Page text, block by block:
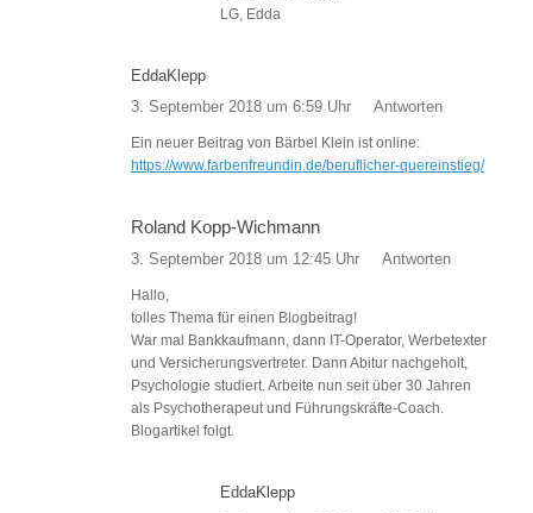
LG, Edda
EddaKlepp
3. September 2018 um 6:59 Uhr
Antworten
Ein neuer Beitrag von Bärbel Klein ist online:
https://www.farbenfreundin.de/beruflicher-quereinstieg/
Roland Kopp-Wichmann
3. September 2018 um 12:45 Uhr Antworten
Hallo,
tolles Thema für einen Blogbeitrag!
War mal Bankkaufmann, dann IT-Operator, Werbetexter
und Versicherungsvertreter. Dann Abitur nachgeholt,
Psychologie studiert. Arbeite nun seit über 30 Jahren
als Psychotherapeut und Führungskräfte-Coach.
Blogartikel folgt.
EddaKlepp